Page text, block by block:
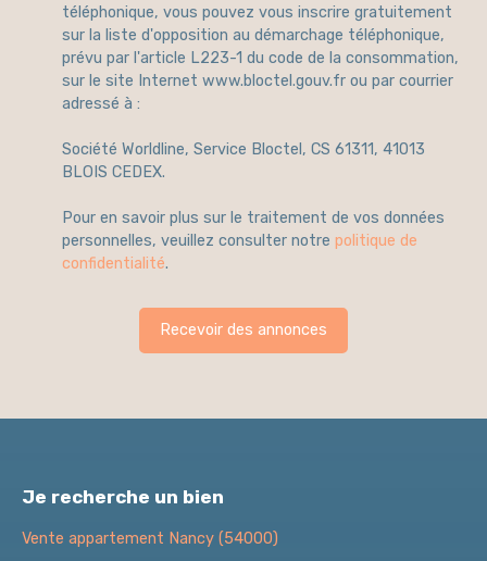
téléphonique, vous pouvez vous inscrire gratuitement
sur la liste d'opposition au démarchage téléphonique,
prévu par l'article L223-1 du code de la consommation,
sur le site Internet www.bloctel.gouv.fr ou par courrier
adressé à :
Société Worldline, Service Bloctel, CS 61311, 41013
BLOIS CEDEX.
Pour en savoir plus sur le traitement de vos données
personnelles, veuillez consulter notre politique de
confidentialité.
Recevoir des annonces
Je recherche un bien
Vente appartement Nancy (54000)